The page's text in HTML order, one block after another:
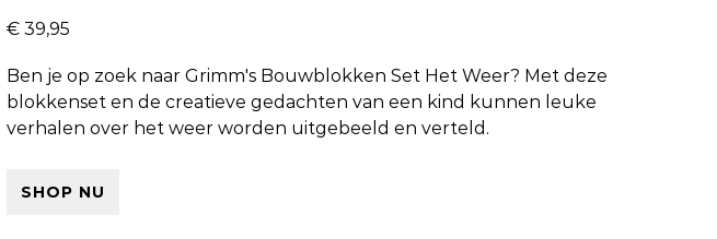
€ 39,95
Ben je op zoek naarGrimm's Bouwblokken Set Het Weer? Met deze
blokkenset en de creatieve gedachten van een kind kunnen leuke
verhalen over het weer worden uitgebeeld en verteld.
SHOP NU